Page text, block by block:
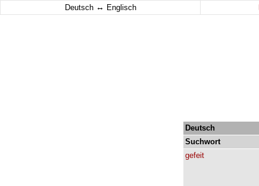
Deutsch ↔ Englisch
Deutsch
Suchwort
gefeit